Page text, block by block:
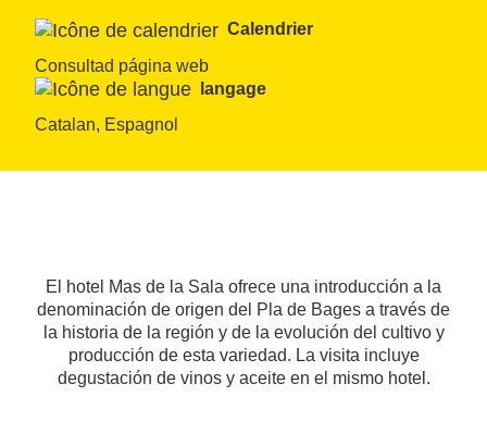
Calendrier
Consultad página web
langage
Catalan, Espagnol
El hotel Mas de la Sala ofrece una introducción a la
denominación de origen del Pla de Bages a través de
la historia de la región y de la evolución del cultivo y
producción de esta variedad. La visita incluye
degustación de vinos y aceite en el mismo hotel.